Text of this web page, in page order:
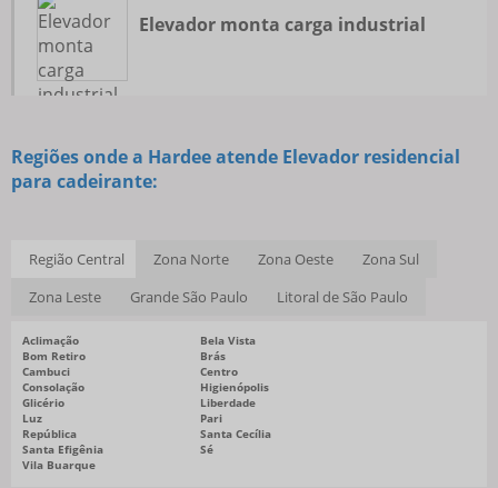
Elevador monta carga industrial
Regiões onde a Hardee atende Elevador residencial
para cadeirante:
Região Central Zona Norte Zona Oeste
Zona Sul
Zona Leste
Grande São Paulo Litoral de São Paulo
Aclimação
Bela Vista
Bom Retiro
Brás
Cambuci
Centro
Consolação
Higienópolis
Glicério
Liberdade
Luz
Pari
República
Santa Cecília
Santa Efigênia
Sé
Vila Buarque